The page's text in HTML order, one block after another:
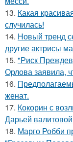
13. Какая
случилась!
14. Новый тренд
другие актрисы
15. "Риск
Орлова заявила,
16.
женат.
17. Кокорин с
Дарьей
18. Марго Робби